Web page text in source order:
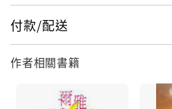
付款/配送
作者相關書籍